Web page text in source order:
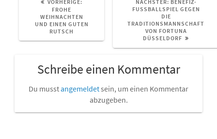
VORHERIGE:
FROHE
WEIHNACHTEN
UND EINEN GUTEN
RUTSCH
NÄCHSTER:
BEITRAG:
BENEFIZ-
FUSSBALLSPIEL GEGEN D
IE T
RADITIONSMANNSCHAFT V
ON FORTUNA D
ÜSSELDORF
Schreibe einen Kommentar
Du musstangemeldetsein, um einen Kommentar
abzugeben.